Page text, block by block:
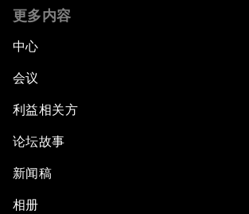
更多内容
中心
会议
利益相关方
论坛故事
新闻稿
相册